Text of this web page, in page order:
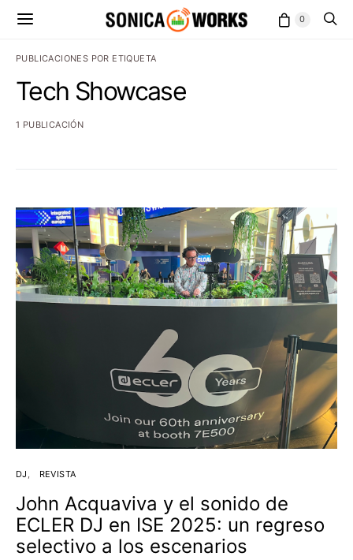
0
PUBLICACIONES POR ETIQUETA
Tech Showcase
1 PUBLICACIÓN
DJ REVISTA
John Acquaviva y el sonido de
ECLER DJ en ISE 2025: un regreso
selectivo a los escenarios